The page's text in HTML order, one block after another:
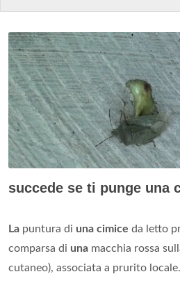
succede se ti punge una
La puntura di una cimice da letto
comparsa di una macchia rossa
cutaneo), associata a prurito